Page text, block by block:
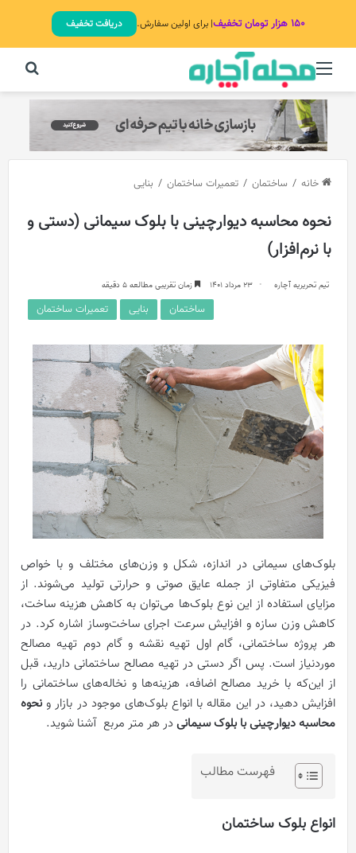
۱۵۰ هزار تومان تخفیف | برای اولین سفارش. دریافت تخفیف
منو
خانه / ساختمان / تعمیرات ساختمان / بنایی
نحوه محاسبه دیوار‌چینی با بلوک سیمانی (دستی و
با نرم‌افزار)
تیم تحریریه آچاره 23 مرداد 1401 زمان تقریبی مطالعه 5 دقیقه
ساختمان بنایی تعمیرات ساختمان
بلوک‌های سیمانی در اندازه، شکل‌ و وزن‌های مختلف و با خواص
فیزیکی متفاوتی از جمله عایق صوتی و حرارتی تولید ‌می‌شوند. از
مزایای استفاده از این نوع بلوک‌ها می‌توان به کاهش هزینه ساخت،
کاهش وزن سازه و افزایش سرعت اجرای ساخت‌و‌ساز اشاره کرد. در
هر پروژه ساختمانی، گام اول تهیه نقشه و گام دوم تهیه مصالح
موردنیاز است. پس اگر دستی در تهیه مصالح ساختمانی دارید، قبل
از این‌که با خرید مصالح اضافه، هزینه‌ها و نخاله‌های ساختمانی را
افزایش دهید، در این مقاله با انواع بلوک‌های موجود در بازار ونحوه
محاسبه دیوارچینی با بلوک سیمانیدر هر متر مربع آشنا شوید.
فهرست مطالب
انواع بلوک ساختمان